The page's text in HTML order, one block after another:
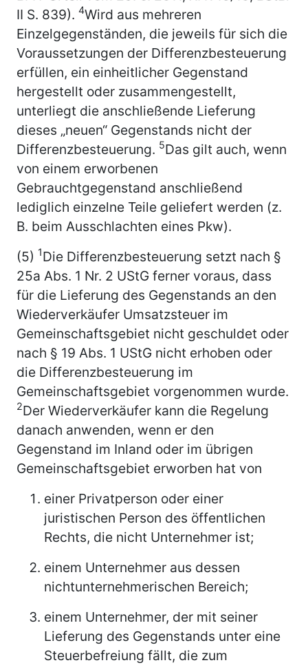
II S. 839). 4Wird aus mehreren
Einzelgegenständen, die jeweils für sich die
Voraussetzungen der Differenzbesteuerung
erfüllen, ein einheitlicher Gegenstand
hergestellt oder zusammengestellt,
unterliegt die anschließende Lieferung
dieses „neuen“ Gegenstands nicht der
Differenzbesteuerung. 5Das gilt auch, wenn
von einem erworbenen
Gebrauchtgegenstand anschließend
lediglich einzelne Teile geliefert werden (z.
B. beim Ausschlachten eines Pkw).
(5) 1Die Differenzbesteuerung setzt nach §
25a Abs. 1 Nr. 2 UStG ferner voraus, dass
für die Lieferung des Gegenstands an den
Wiederverkäufer Umsatzsteuer im
Gemeinschaftsgebiet nicht geschuldet oder
nach § 19 Abs. 1 UStG nicht erhoben oder
die Differenzbesteuerung im
Gemeinschaftsgebiet vorgenommen wurde.
2Der Wiederverkäufer kann die Regelung
danach anwenden, wenn er den
Gegenstand im Inland oder im übrigen
Gemeinschaftsgebiet erworben hat von
einer Privatperson oder einer
juristischen Person des öffentlichen
Rechts, die nicht Unternehmer ist;
einem Unternehmer aus dessen
nichtunternehmerischen Bereich;
einem Unternehmer, der mit seiner
Lieferung des Gegenstands unter eine
Steuerbefreiung fällt, die zum